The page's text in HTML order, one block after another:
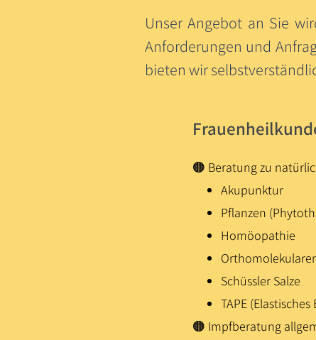
Unser Angebot an Sie
Anforderungen und
bieten wir
🟠 Beratung zu
Akupunktur
Pflanzen
Homöopathie
Schüssler Salze
TAPE (Elastisches
🟠 Impfberatung